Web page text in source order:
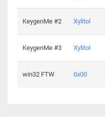
KeygenMe #2 Xylitol
KeygenMe #3 Xylitol
win32 FTW 0x00